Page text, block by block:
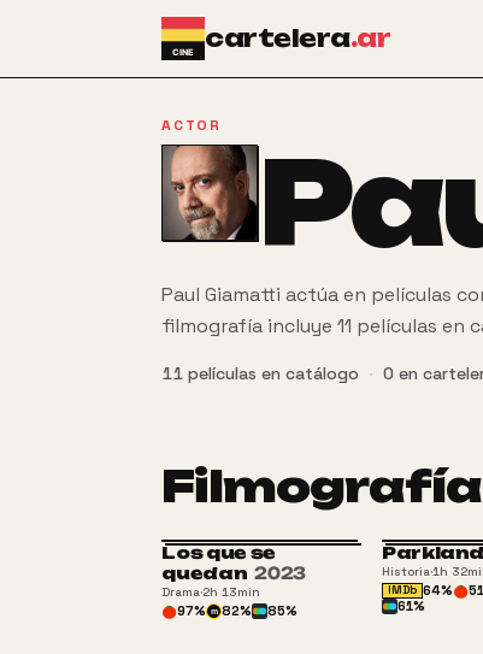
Ir al contenido principal
cartelera.ar
ACTOR
Paul Giamatti actúa en películas
filmografía incluye 11 películas en
11 películas en catálogo · 0 en
Filmografía
Los que se
quedan 2023
Drama·2h 13min
97% m 82% 85%
Historia·1h
IMDb 64% 51
61%